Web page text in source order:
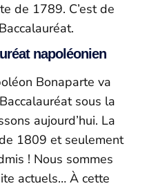
de 1789. C’est de
napoléonien
Bonaparte va
sous la
aujourd’hui. La
1809 et seulement
! Nous sommes
actuels… À cette